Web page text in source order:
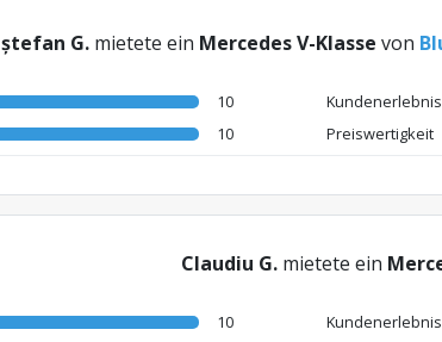
ștefan G. mietete ein Mercedes V-Klasse von
10 Kundenerlebnis
10 Preiswertigkeit
Claudiu G. mietete ein
10 Kundenerlebnis